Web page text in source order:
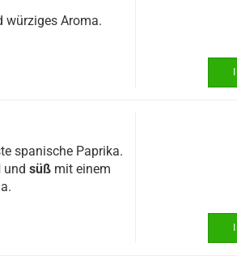
würziges Aroma.
spanische Paprika.
und süßmit einem